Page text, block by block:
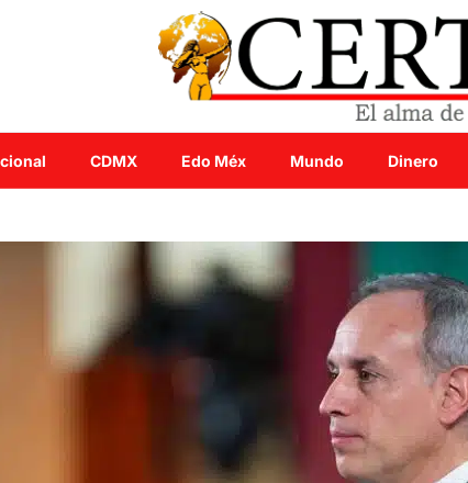
CDMX Edo Méx Mundo Dinero